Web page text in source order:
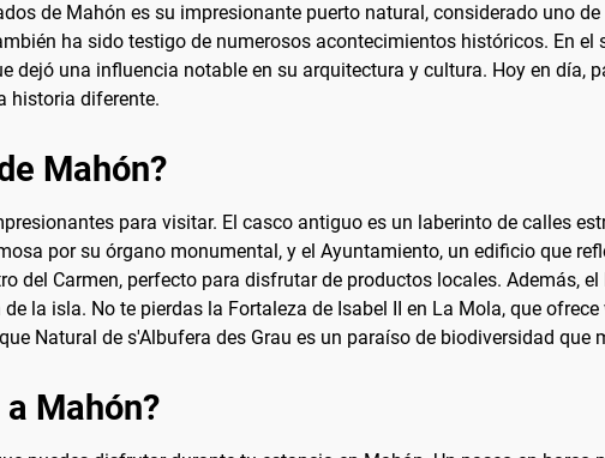
de Mahón es su impresionante puerto natural, considerado uno
ha sido testigo de numerosos acontecimientos históricos. En el
dejó una influencia notable en su arquitectura y cultura. Hoy en día,
historia diferente.
Mahón?
para visitar. El casco antiguo es un laberinto de calles
por su órgano monumental, y el Ayuntamiento, un edificio que
del Carmen, perfecto para disfrutar de productos locales. Además,
la isla. No te pierdas la Fortaleza de Isabel II en La Mola, que
Natural de s'Albufera des Grau es un paraíso de biodiversidad que
Mahón?